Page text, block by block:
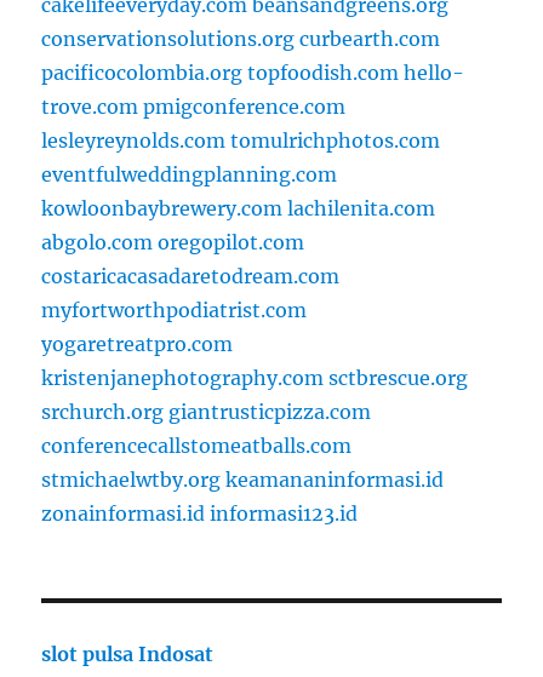
cakelifeeveryday.com beansandgreens.org
conservationsolutions.org curbearth.com
pacificocolombia.org topfoodish.com hello-
trove.com pmigconference.com
lesleyreynolds.com tomulrichphotos.com
eventfulweddingplanning.com
kowloonbaybrewery.com lachilenita.com
abgolo.com oregopilot.com
costaricacasadaretodream.com
myfortworthpodiatrist.com
yogaretreatpro.com
kristenjanephotography.com sctbrescue.org
srchurch.org giantrusticpizza.com
conferencecallstomeatballs.com
stmichaelwtby.org keamananinformasi.id
zonainformasi.id informasi123.id
slot pulsa Indosat